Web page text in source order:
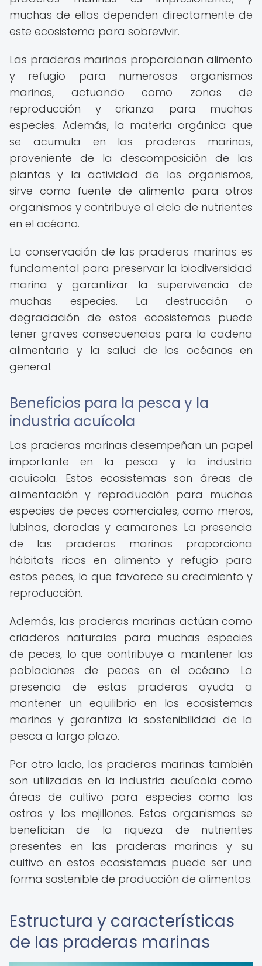
muchas de ellas dependen directamente de
este ecosistema para sobrevivir.
Las praderas marinas proporcionan alimento
y refugio para numerosos organismos
marinos, actuando como zonas de
reproducción y crianza para muchas
especies. Además, la materia orgánica que
se acumula en las praderas marinas,
proveniente de la descomposición de las
plantas y la actividad de los organismos,
sirve como fuente de alimento para otros
organismos y contribuye al ciclo de nutrientes
en el océano.
La conservación de las praderas marinas es
fundamental para preservar la biodiversidad
marina y garantizar la supervivencia de
muchas especies. La destrucción o
degradación de estos ecosistemas puede
tener graves consecuencias para la cadena
alimentaria y la salud de los océanos en
general.
Beneficios para la pesca y la
industria acuícola
Las praderas marinas desempeñan un papel
importante en la pesca y la industria
acuícola. Estos ecosistemas son áreas de
alimentación y reproducción para muchas
especies de peces comerciales, como meros,
lubinas, doradas y camarones. La presencia
de las praderas marinas proporciona
hábitats ricos en alimento y refugio para
estos peces, lo que favorece su crecimiento y
reproducción.
Además, las praderas marinas actúan como
criaderos naturales para muchas especies
de peces, lo que contribuye a mantener las
poblaciones de peces en el océano. La
presencia de estas praderas ayuda a
mantener un equilibrio en los ecosistemas
marinos y garantiza la sostenibilidad de la
pesca a largo plazo.
Por otro lado, las praderas marinas también
son utilizadas en la industria acuícola como
áreas de cultivo para especies como las
ostras y los mejillones. Estos organismos se
benefician de la riqueza de nutrientes
presentes en las praderas marinas y su
cultivo en estos ecosistemas puede ser una
forma sostenible de producción de alimentos.
Estructura y características
de las praderas marinas